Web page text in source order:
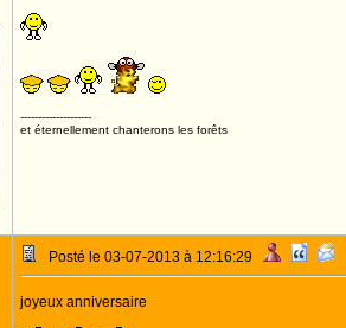
--------------------
et éternellement chanterons les forêts
Posté le 03-07-2013 à 12:16:29
joyeux anniversaire